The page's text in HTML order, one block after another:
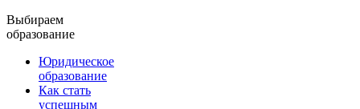
Выбираем
образование
Юридическое
образование
Как стать
успешным